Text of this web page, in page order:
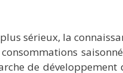
sérieux, la
de